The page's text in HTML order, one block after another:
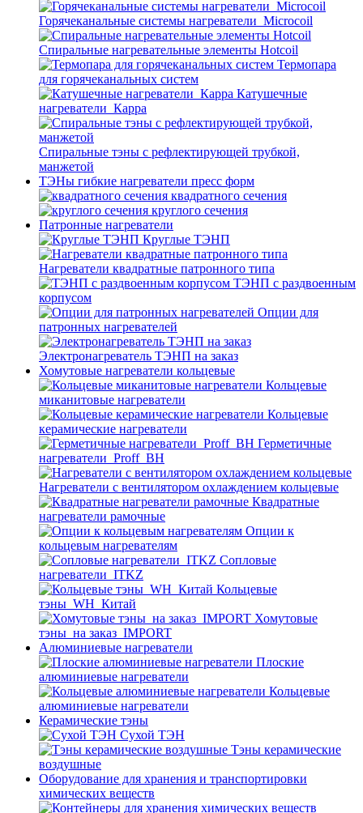
Горячеканальные системы нагреватели_Microcoil
Спиральные нагревательные элементы Hotcoil
Термопара
для горячеканальных систем
Катушечные
нагреватели_Карра
Спиральные тэны с рефлектирующей трубкой,
манжетой
ТЭНы гибкие нагреватели пресс форм
квадратного сечения
круглого сечения
Патронные нагреватели
Круглые ТЭНП
Нагреватели квадратные патронного типа
ТЭНП с раздвоенным
корпусом
Опции для
патронных нагревателей
Электронагреватель ТЭНП на заказ
Хомутовые нагреватели кольцевые
Кольцевые
миканитовые нагреватели
Кольцевые
керамические нагреватели
Герметичные
нагреватели_Proff_BH
Нагреватели с вентилятором охлаждением кольцевые
Квадратные
нагреватели рамочные
Опции к
кольцевым нагревателям
Cопловые
нагреватели_ITKZ
Кольцевые
тэны_WH_Китай
Хомутовые
тэны_на заказ_IMPORT
Алюминиевые нагреватели
Плоские
алюминиевые нагреватели
Кольцевые
алюминиевые нагреватели
Керамические тэны
Сухой ТЭН
Тэны керамические
воздушные
Оборудование для хранения и транспортировки
химических веществ